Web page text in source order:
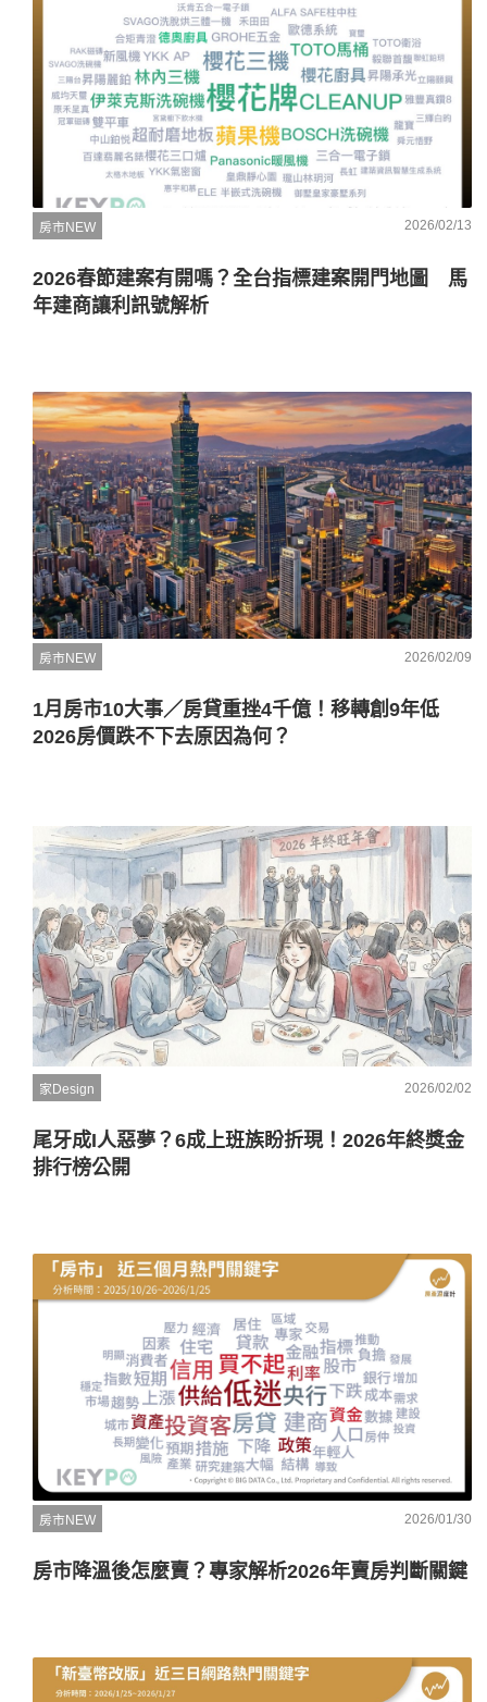
房市NEW 2026/02/13
2026春節建案有開嗎？全台指標建案開門地圖 馬
年建商讓利訊號解析
房市NEW 2026/02/09
1月房市10大事／房貸重挫4千億！移轉創9年低
2026房價跌不下去原因為何？
家Design 2026/02/02
尾牙成I人惡夢？6成上班族盼折現！2026年終獎金
排行榜公開
房市NEW 2026/01/30
房市降溫後怎麼賣？專家解析2026年賣房判斷關鍵